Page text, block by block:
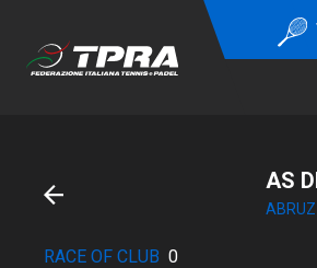
AS
RACE OF CLUB 0